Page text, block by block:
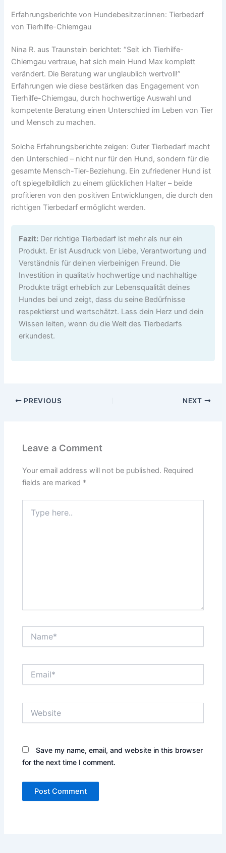
Erfahrungsberichte von Hundebesitzer:innen: Tierbedarf
von Tierhilfe-Chiemgau
Nina R. aus Traunstein berichtet: “Seit ich Tierhilfe-
Chiemgau vertraue, hat sich mein Hund Max komplett
verändert. Die Beratung war unglaublich wertvoll!”
Erfahrungen wie diese bestärken das Engagement von
Tierhilfe-Chiemgau, durch hochwertige Auswahl und
kompetente Beratung einen Unterschied im Leben von Tier
und Mensch zu machen.
Solche Erfahrungsberichte zeigen: Guter Tierbedarf macht
den Unterschied – nicht nur für den Hund, sondern für die
gesamte Mensch-Tier-Beziehung. Ein zufriedener Hund ist
oft spiegelbildlich zu einem glücklichen Halter – beide
profitieren von den positiven Entwicklungen, die durch den
richtigen Tierbedarf ermöglicht werden.
Fazit: Der richtige Tierbedarf ist mehr als nur ein
Produkt. Er ist Ausdruck von Liebe, Verantwortung und
Verständnis für deinen vierbeinigen Freund. Die
Investition in qualitativ hochwertige und nachhaltige
Produkte trägt erheblich zur Lebensqualität deines
Hundes bei und zeigt, dass du seine Bedürfnisse
respektierst und wertschätzt. Lass dein Herz und dein
Wissen leiten, wenn du die Welt des Tierbedarfs
erkundest.
PREVIOUS NEXT
Leave a Comment
Your email address will not be published. Required
fields are marked *
here..
Save my name, email, and website in this browser
for the next time I comment.